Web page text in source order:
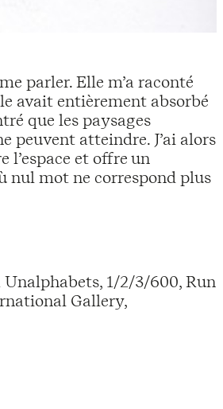
parler. Elle m’a raconté
avait entièrement absorbé
que les paysages
peuvent atteindre. J’ai alors
et offre un
nul mot ne correspond plus
1/2/3/600, Run
Gallery,